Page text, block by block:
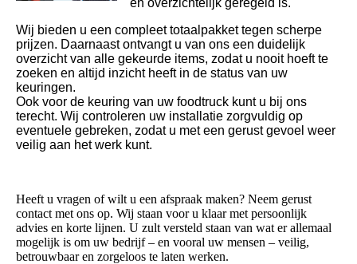
Wij bieden u een compleet totaalpakket tegen scherpe
prijzen. Daarnaast ontvangt u van ons een duidelijk
overzicht van alle gekeurde items, zodat u nooit hoeft te
zoeken en altijd inzicht heeft in de status van uw
keuringen.
Ook voor de keuring van uw foodtruck kunt u bij ons
terecht. Wij controleren uw installatie zorgvuldig op
eventuele gebreken, zodat u met een gerust gevoel weer
veilig aan het werk kunt.
Heeft u vragen of wilt u een afspraak maken? Neem gerust
contact met ons op. Wij staan voor u klaar met persoonlijk
advies en korte lijnen. U zult versteld staan van wat er allemaal
mogelijk is om uw bedrijf – en vooral uw mensen – veilig,
betrouwbaar en zorgeloos te laten werken.